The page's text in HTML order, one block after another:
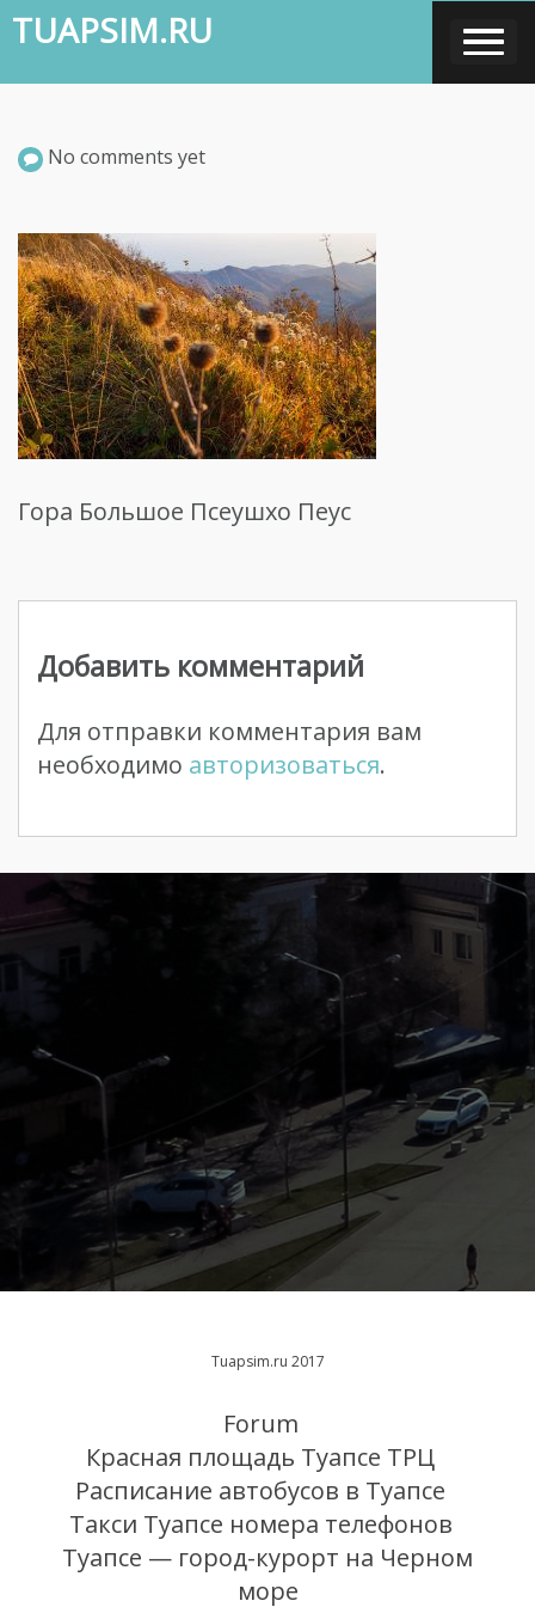
Skip
to
content
TUAPSIM.RU
No comments yet
Гора Большое Псеушхо Пеус
Навигация
записям
Добавить комментарий
Для отправки комментария вам
необходимо авторизоваться.
Tuapsim.ru 2017
Forum
Красная площадь Туапсе ТРЦ
Расписание автобусов в Туапсе
Такси Туапсе номера телефонов
Туапсе — город-курорт на Черном
море